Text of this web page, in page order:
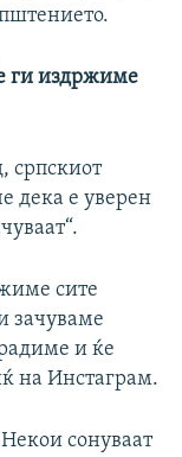
ги издржиме
српскиот
дека е уверен
сите
зачуваме
и ќе
на Инстаграм.
сонуваат